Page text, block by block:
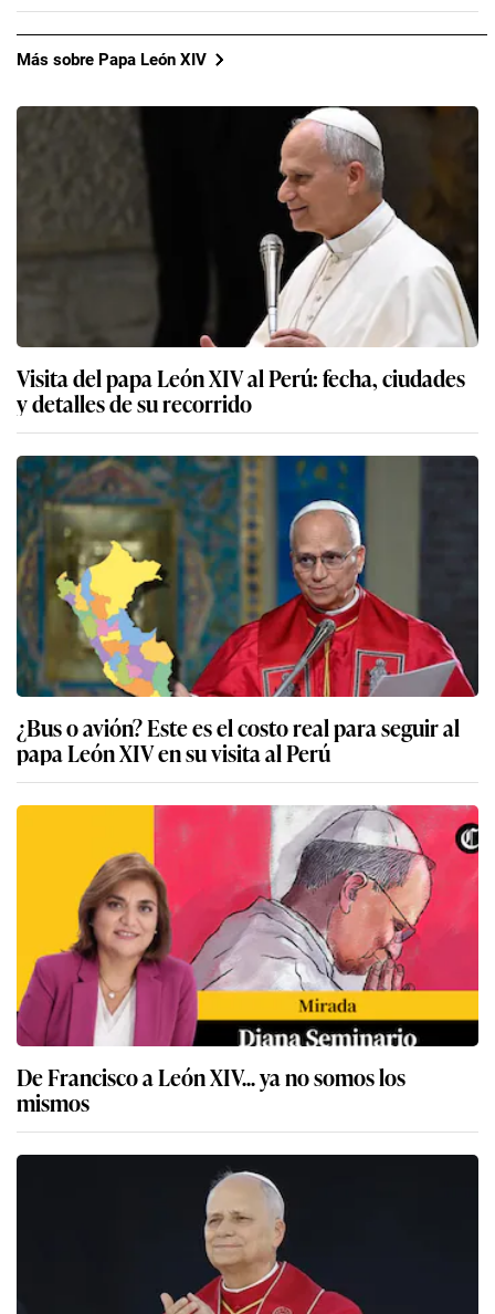
Más sobre Papa León XIV
Visita del papa León XIV al Perú: fecha, ciudades
y detalles de su recorrido
¿Bus o avión? Este es el costo real para seguir al
papa León XIV en su visita al Perú
De Francisco a León XIV... ya no somos los
mismos